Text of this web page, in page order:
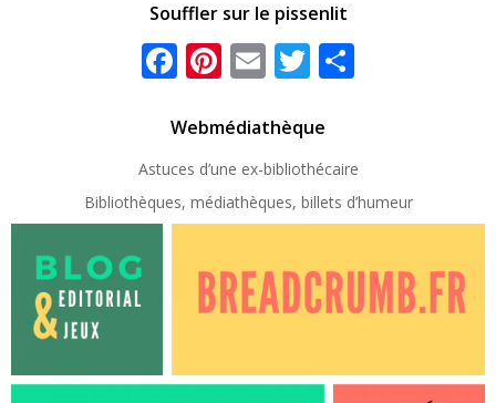
Souffler sur le pissenlit
Facebook
Pinterest
EmailTwitter
Webmédiathèque
Astuces d’une ex-bibliothécaire
Bibliothèques, médiathèques, billets d’humeur